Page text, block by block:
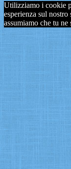
Utilizziamo i cookie
esperienza sul
assumiamo che tu ne